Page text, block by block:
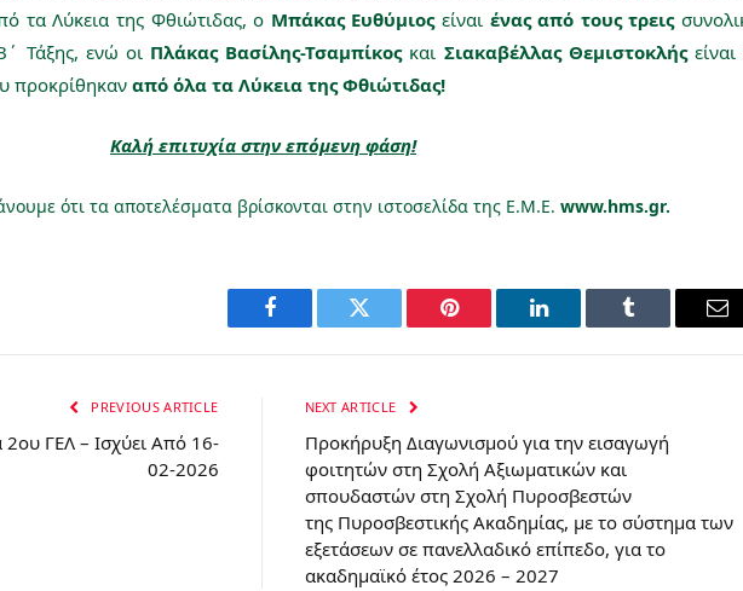
τα Λύκεια της Φθιώτιδας, ο Μπάκας Ευθύμιοςείναι ένας από τους τρεις
Τάξης, ενώ οι Πλάκας Βασίλης-Τσαμπίκοςκαι Σιακαβέλλας Θεμιστοκλήςείναι
προκρίθηκαν από όλα τα Λύκεια της Φθιώτιδας!
Καλή επιτυχία στην επόμενη φάση!
ότι τα αποτελέσματα βρίσκονται στην ιστοσελίδα της Ε.Μ.Ε. www.hms.gr.
Facebook Twitter Pinterest LinkedIn Tumblr
PREVIOUS ARTICLE
ΓΕΛ – Ισχύει Από 16-
02-2026
NEXT ARTICLE
Προκήρυξη Διαγωνισμού για την εισαγωγή
φοιτητών στη Σχολή Αξιωματικών και
σπουδαστών στη Σχολή Πυροσβεστών
της Πυροσβεστικής Ακαδημίας, με το σύστημα των
εξετάσεων σε πανελλαδικό επίπεδο, για το
ακαδημαϊκό έτος 2026 – 2027